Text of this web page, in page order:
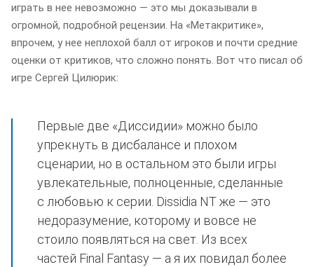
играть в нее невозможно — это мы доказывали в
огромной, подробной рецензии. На «Метакритике»,
впрочем, у нее неплохой балл от игроков и почти средние
оценки от критиков, что сложно понять. Вот что писал об
игре Сергей Цилюрик:
Первые две «Диссидии» можно было
упрекнуть в дисбалансе и плохом
сценарии, но в остальном это были игры
увлекательные, полноценные, сделанные
с любовью к серии. Dissidia NT же — это
недоразумение, которому и вовсе не
стоило появляться на свет. Из всех
частей Final Fantasy — а я их повидал более